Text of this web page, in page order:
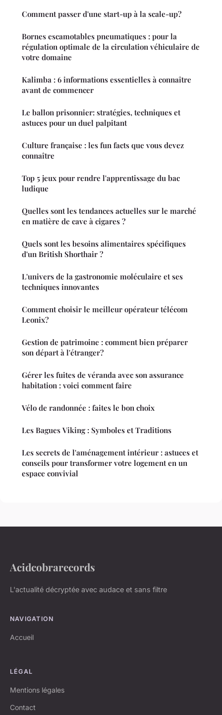
Comment passer d'une start-up à la scale-up?
Bornes escamotables pneumatiques : pour la
régulation optimale de la circulation véhiculaire de
votre domaine
Kalimba : 6 informations essentielles à connaître
avant de commencer
Le ballon prisonnier: stratégies, techniques et
astuces pour un duel palpitant
Culture française : les fun facts que vous devez
connaître
Top 5 jeux pour rendre l'apprentissage du bac
ludique
Quelles sont les tendances actuelles sur le marché
en matière de cave à cigares ?
Quels sont les besoins alimentaires spécifiques
d'un British Shorthair ?
L'univers de la gastronomie moléculaire et ses
techniques innovantes
Comment choisir le meilleur opérateur télécom
Leonix?
Gestion de patrimoine : comment bien préparer
son départ à l'étranger?
Gérer les fuites de véranda avec son assurance
habitation : voici comment faire
Vélo de randonnée : faites le bon choix
Les Bagues Viking : Symboles et Traditions
Les secrets de l'aménagement intérieur : astuces et
conseils pour transformer votre logement en un
espace convivial
Acidcobrarecords
L'actualité décryptée avec audace et sans filtre
NAVIGATION
Accueil
LÉGAL
Mentions légales
Contact